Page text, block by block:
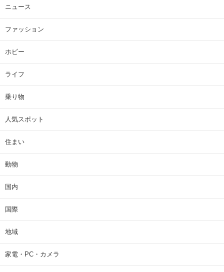
ニュース
ファッション
ホビー
ライフ
乗り物
人気スポット
住まい
動物
国内
国際
地域
家電・PC・カメラ